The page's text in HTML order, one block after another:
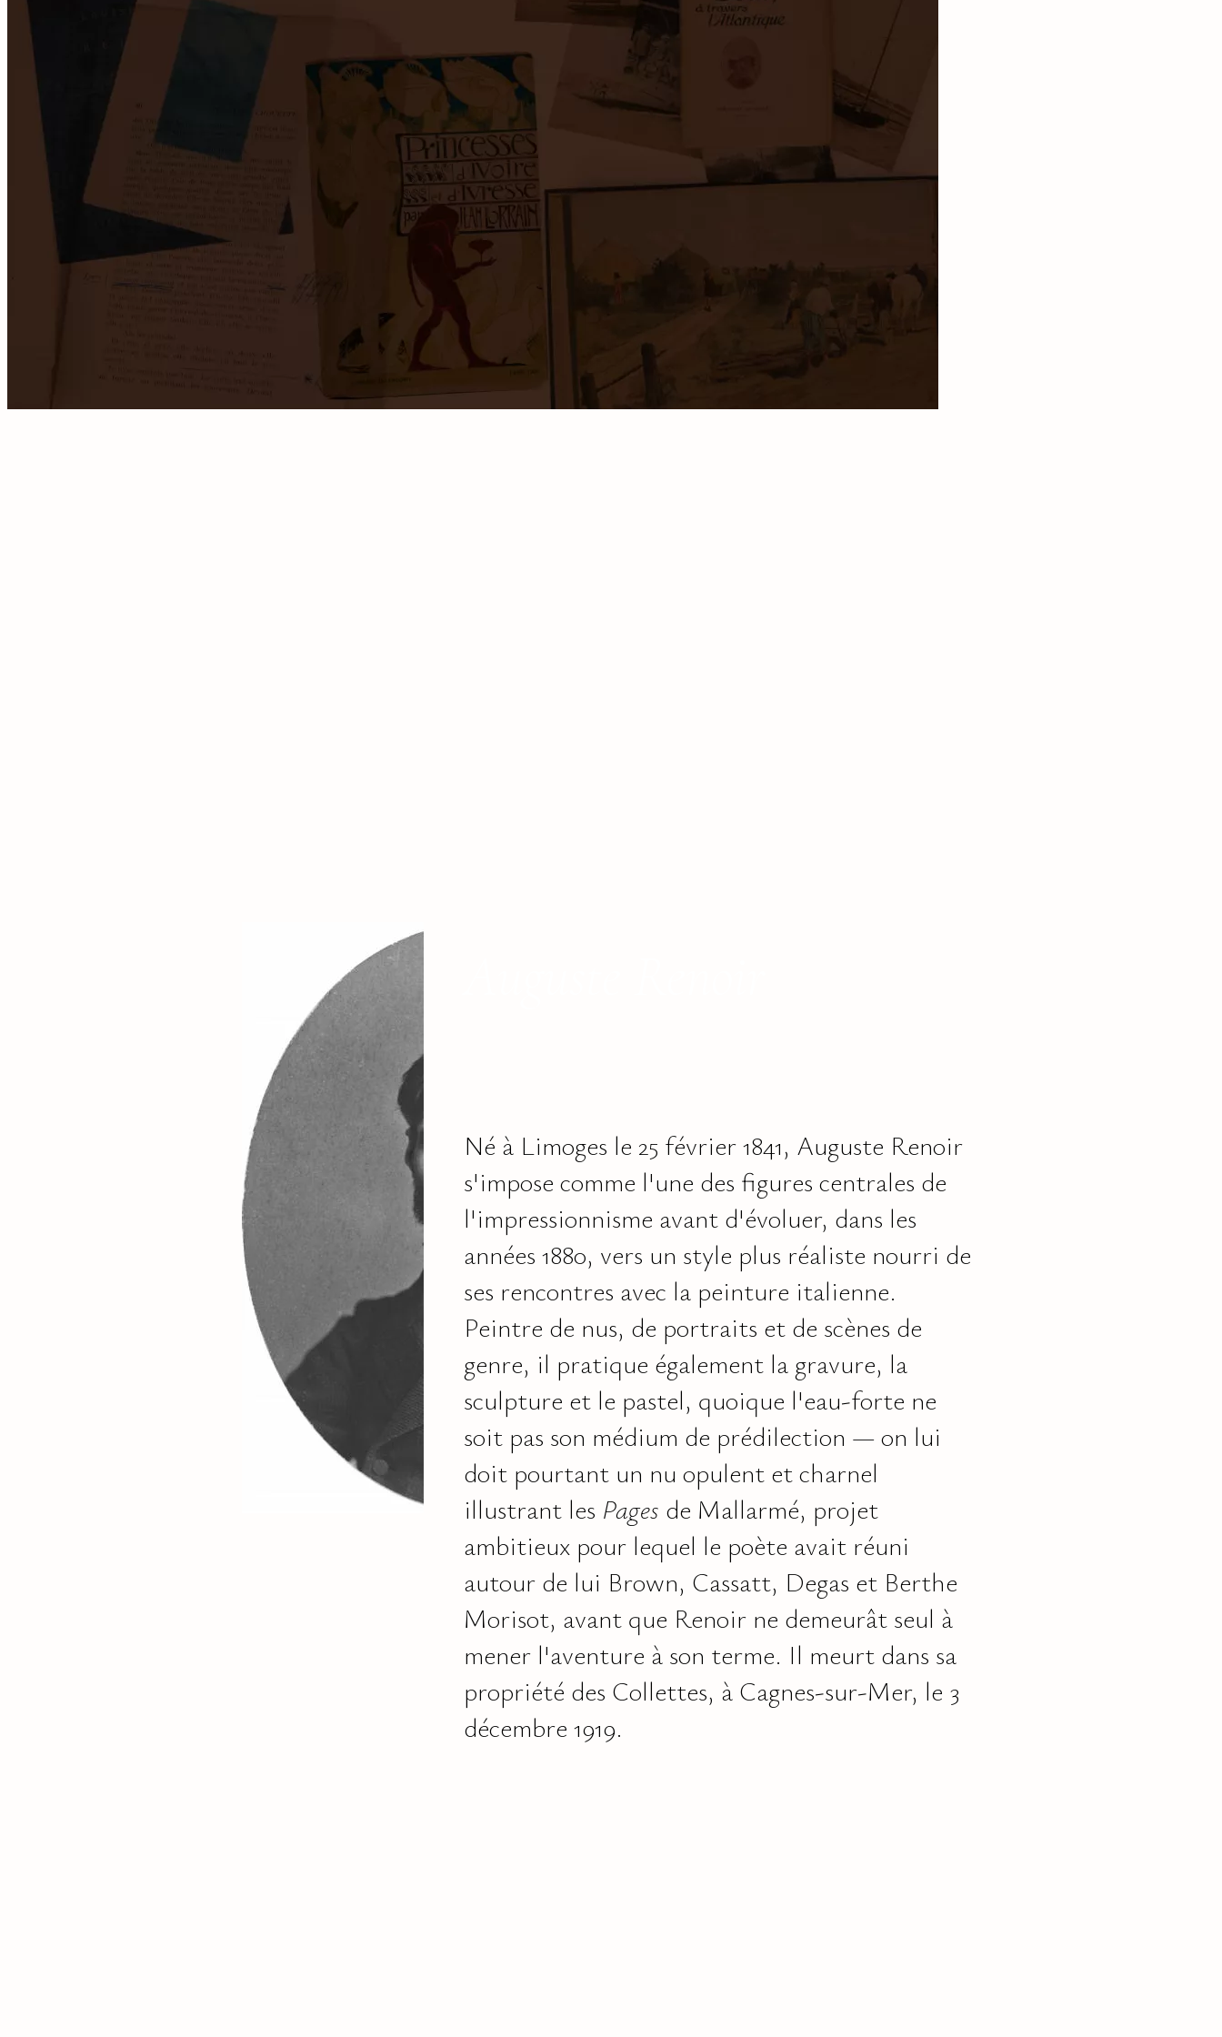
Né à Limoges le 25 février 1841, Auguste Renoir
s'impose comme l'une des figures centrales de
l'impressionnisme avant d'évoluer, dans les
années 1880, vers un style plus réaliste nourri de
ses rencontres avec la peinture italienne.
Peintre de nus, de portraits et de scènes de
genre, il pratique également la gravure, la
sculpture et le pastel, quoique l'eau-forte ne
soit pas son médium de prédilection — on lui
doit pourtant un nu opulent et charnel
illustrant les Pages de Mallarmé, projet
ambitieux pour lequel le poète avait réuni
autour de lui Brown, Cassatt, Degas et Berthe
Morisot, avant que Renoir ne demeurât seul à
mener l'aventure à son terme. Il meurt dans sa
propriété des Collettes, à Cagnes-sur-Mer, le 3
décembre 1919.